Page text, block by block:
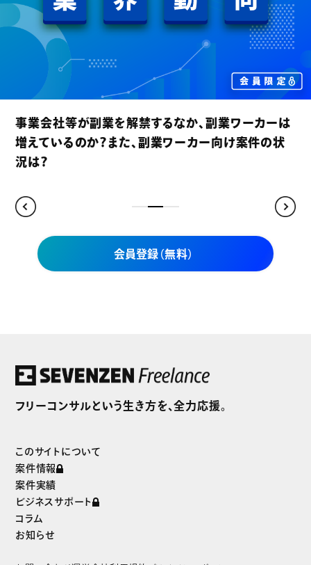
会社等が副業を解禁するなか、副業ワーカーは
ているのか？また、副業ワーカー向け案件の状
？
会員登録（無料）
セブンゼンフリーランスだけの
独自案件をご紹介
フリーコンサルという生き方を、全力応援。
このサイトについて
案件情報
案件実績
ビジネスサポート
コラム
お知らせ